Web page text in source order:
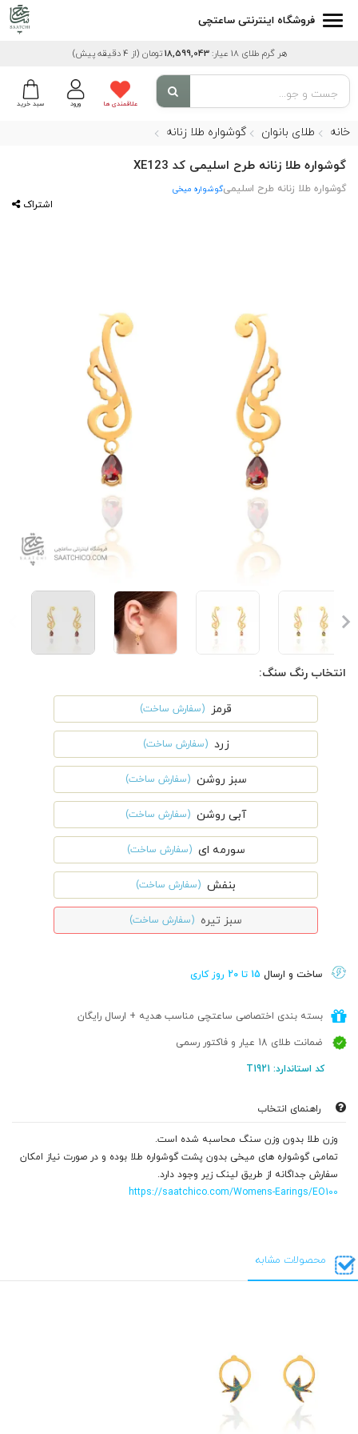
فروشگاه اینترنتی ساعتچی
هر گرم طلای 18 عیار: 18,599,043 تومان (از 4 دقیقه پیش)
سبد خرید ورود علاقمندی ها
خانه طلای بانوان گوشواره طلا زنانه
گوشواره طلا زنانه طرح اسلیمی کد XE123
گوشواره طلا زنانه طرح اسلیمیگوشواره میخی
اشتراک
انتخاب رنگ سنگ:
قرمز (سفارش ساخت)
زرد (سفارش ساخت)
سبز روشن (سفارش ساخت)
آبی روشن (سفارش ساخت)
سورمه ای (سفارش ساخت)
بنفش (سفارش ساخت)
سبز تیره (سفارش ساخت)
ساخت و ارسال 15 تا 20 روز کاری
بسته بندی اختصاصی ساعتچی مناسب هدیه + ارسال رایگان
ضمانت طلای 18 عیار و فاکتور رسمی
کد استاندارد: T1921
راهنمای انتخاب
وزن طلا بدون وزن سنگ محاسبه شده است.
تمامی گوشواره های میخی بدون پشت گوشواره طلا بوده و در صورت نیاز امکان
سفارش جداگانه از طریق لینک زیر وجود دارد.
https://saatchico.com/Womens-Earings/EO100
محصولات مشابه